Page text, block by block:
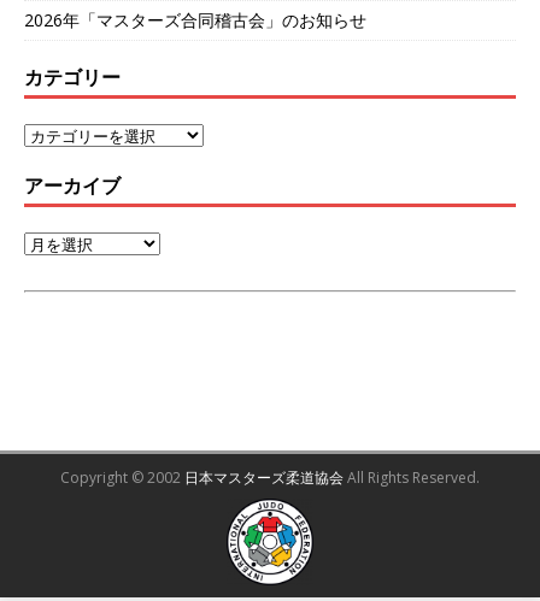
2026年「マスターズ合同稽古会」のお知らせ
カテゴリー
アーカイブ
Copyright © 2002 日本マスターズ柔道協会All Rights Reserved.